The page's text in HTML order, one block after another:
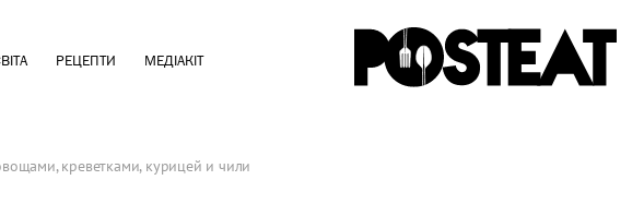
РЕЦЕПТИ МЕДІАКІТ
креветками, курицей и чили